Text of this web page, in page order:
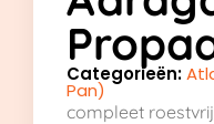
Categorieën:
Pan)
compleet